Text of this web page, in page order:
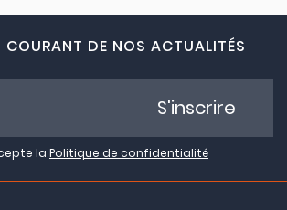
COURANT DE NOS ACTUALITÉS
la Politique de confidentialité
S'inscrire